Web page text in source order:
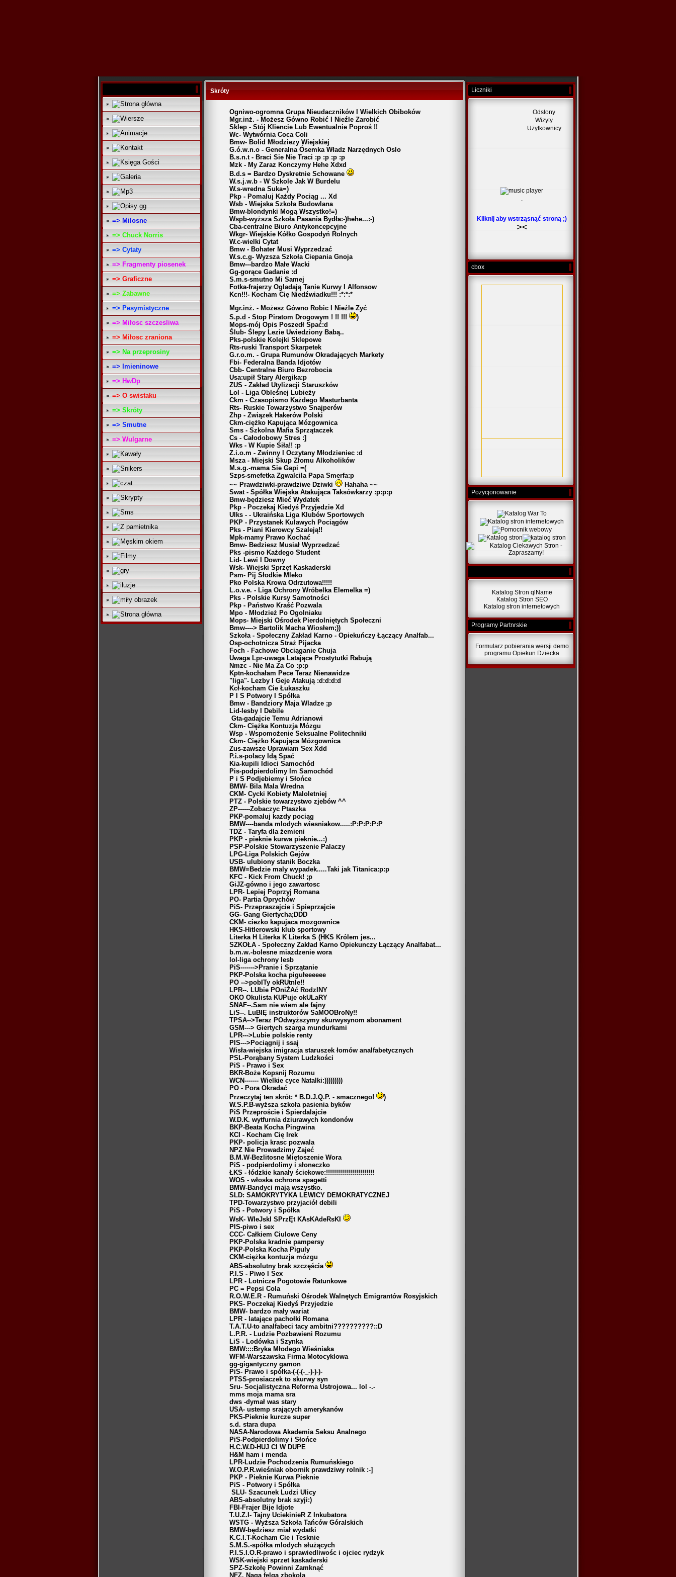
=> Milosne
=> Chuck Norris
=> Cytaty
=> Fragmenty piosenek
=> Graficzne
=> Zabawne
=> Pesymistyczne
=> Miłosc szczesliwa
=> Miłosc zraniona
=> Na przeprosiny
=> Imieninowe
=> HwDp
=> O swistaku
=> Skróty
=> Smutne
=> Wulgarne
Skróty
Ogniwo-ogromna Grupa Nieudaczników I Wielkich Obiboków
Mgr.inż. - Możesz Gówno Robić I Nieźle Zarobić
Sklep - Stój Kliencie Lub Ewentualnie Poproś !!
Wc- Wytwórnia Coca Coli
Bmw- Bolid Młodziezy Wiejskiej
G.ó.w.n.o - Generalna Ósemka Władz Narzędnych Oslo
B.s.n.t - Braci Sie Nie Traci :p :p :p :p
Mzk - My Zaraz Konczymy Hehe Xdxd
B.d.s = Bardzo Dyskretnie Schowane
W.s.j.w.b - W Szkole Jak W Burdelu
W.s-wredna Suka=)
Pkp - Pomaluj Każdy Pociąg ... Xd
Wsb - Wiejska Szkoła Budowlana
Bmw-blondynki Mogą Wszystko!=)
Wspb-wyższa Szkoła Pasania Bydła:-)hehe...:-)
Cba-centralne Biuro Antykoncepcyjne
Wkgr- Wiejskie Kółko Gospodyń Rolnych
W.c-wielki Cytat
Bmw - Bohater Musi Wyprzedzać
W.s.c.g- Wyzsza Szkoła Ciepania Gnoja
Bmw---bardzo Małe Wacki
Gg-gorące Gadanie :d
S.m.s-smutno Mi Samej
Fotka-frajerzy Ogladają Tanie Kurwy I Alfonsow
Kcn!!!- Kocham Cię Niedźwiadku!!! :*:*:*
Mgr.inż. - Możesz Gówno Robic I Nieźle Zyć
S.p.d - Stop Piratom Drogowym ! !! !!!
)
Mops-mój Opis Poszedł Spać:d
Ślub- Ślepy Lezie Uwiedziony Babą..
Pks-polskie Kolejki Sklepowe
Rts-ruski Transport Skarpetek
G.r.o.m. - Grupa Rumunów Okradających Markety
Fbi- Federalna Banda Idjotów
Cbb- Centralne Biuro Bezrobocia
Usa:upił Stary Alergika:p
ZUS - Zakład Utylizacji Staruszków
Lol - Liga Obleśnej Lubieży
Ckm - Czasopismo Każdego Masturbanta
Rts- Ruskie Towarzystwo Snajperów
Zhp - Związek Hakerów Polski
Ckm-ciężko Kapująca Mózgownica
Sms - Szkolna Mafia Sprzątaczek
Cs - Całodobowy Stres :]
Wks - W Kupie Siła!! :p
Z.i.o.m - Zwinny I Oczytany Młodzieniec :d
Msza - Miejski Skup Złomu Alkoholików
M.s.g.-mama Sie Gapi =(
Szps-smefetka Zgwalcila Papa Smerfa:p
~~ Prawdziwki-prawdziwe Dziwki
Hahaha ~~
Swat - Spółka Wiejska Atakująca Taksówkarzy :p:p:p
Bmw-będziesz Mieć Wydatek
Pkp - Poczekaj Kiedyś Przyjedzie Xd
Ulks - - Ukraińska Liga Klubów Sportowych
PKP - Przystanek Kulawych Pociągów
Pks - Piani Kierowcy Szaleją!!
Mpk-mamy Prawo Kochać
Bmw- Bedziesz Musiał Wyprzedzać
Pks -pismo Każdego Student
Lid- Lewi I Downy
Wsk- Wiejski Sprzęt Kaskaderski
Psm- Pij Słodkie Mleko
Pko Polska Krowa Odrzutowa!!!!!
L.o.v.e. - Liga Ochrony Wróbelka Elemelka =)
Pks - Polskie Kursy Samotności
Pkp - Państwo Kraść Pozwala
Mpo - Młodzież Po Ogolniaku
Mops- Miejski Ośrodek Pierdolniętych Społeczni
Bmw----> Bartolik Macha Wiosłem;))
Szkoła - Społeczny Zakład Karno - Opiekuńczy Łączący Analfab...
Osp-ochotnicza Straż Pijacka
Foch - Fachowe Obciąganie Chuja
Uwaga Lpr-uwaga Latające Prostytutki Rabują
Nmzc - Nie Ma Za Co :p:p
Kptn-kochałam Pece Teraz Nienawidze
"liga"- Lezby I Geje Atakują :d:d:d:d
Kcł-kocham Cie Łukaszku
P I S Potwory I Spółka
Bmw - Bandziory Maja Wladze ;p
Lid-lesby I Debile
Gta-gadajcie Temu Adrianowi
Ckm- Ciężka Kontuzja Mózgu
Wsp - Wspomożenie Seksualne Politechniki
Ckm- Ciężko Kapująca Mózgownica
Zus-zawsze Uprawiam Sex Xdd
P.i.s-polacy Idą Spać
Kia-kupili Idioci Samochód
Pis-podpierdolimy Im Samochód
P i S Podjebiemy i Słońce
BMW- Bila Mala Wredna
CKM- Cycki Kobiety Maloletniej
PTZ - Polskie towarzystwo zjebów ^^
ZP------Zobaczyc Ptaszka
PKP-pomaluj kazdy pociąg
BMW----banda mlodych wiesniakow.....:P:P:P:P:P
TDŻ - Taryfa dla żemieni
PKP - pieknie kurwa pieknie...:)
PSP-Polskie Stowarzyszenie Palaczy
LPG-Liga Polskich Gejów
USB- ulubiony stanik Boczka
BMW=Bedzie maly wypadek.....Taki jak Titanica:p:p
KFC - Kick From Chuck! ;p
GiJZ-gówno i jego zawartosc
LPR- Lepiej Poprzyj Romana
PO- Partia Oprychów
PiS- Przepraszajcie i Spieprzajcie
GG- Gang Giertycha;DDD
CKM- ciezko kapujaca mozgownice
HKS-Hitlerowski klub sportowy
Literka H Literka K Literka S (HKS Królem jes...
SZKOŁA - Społeczny Zakład Karno Opiekunczy Łączący Analfabat...
b.m.w.-bolesne miazdzenie wora
lol-liga ochrony lesb
PiS------->Pranie i Sprzątanie
PKP-Polska kocha pigułeeeeee
PO -->pobITy okRUtnIe!!
LPR--. LUbie POniŻAć RodzINY
OKO Okulista KUPuje okULaRY
SNAF--.Sam nie wiem ale fajny
LiS--. LuBIĘ instruktorów SaMOOBroNy!!
TPSA-->Teraz POdwyższymy skurwysynom abonament
GSM---> Giertych szarga mundurkami
LPR--->Lubie polskie renty
PIS--->Pociągnij i ssaj
Wisła-wiejska imigracja staruszek łomów analfabetycznych
PSL-Porąbany System Ludzkości
PiS - Prawo i Sex
BKR-Boże Kopsnij Rozumu
WCN------- Wielkie cyce Natalki:)))))))))
PO - Pora Okradać
Przeczytaj ten skrót: * B.D.J.Q.P. - smacznego!
)
W.S.P.B-wyższa szkoła pasienia byków
PiS Przeproście i Spierdalajcie
W.D.K. wytfurnia dziurawych kondonów
BKP-Beata Kocha Pingwina
KCI - Kocham Cię Irek
PKP- policja krasc pozwala
NPZ Nie Prowadzimy Zajeć
B.M.W-Bezlitosne Miętoszenie Wora
PiS - podpierdolimy i słoneczko
ŁKS - łódzkie kanały ściekowe:!!!!!!!!!!!!!!!!!!!!!!!!
WOS - włoska ochrona spagetti
BMW-Bandyci mają wszystko.
SLD: SAMOKRYTYKA LEWICY DEMOKRATYCZNEJ
TPD-Towarzystwo przyjaciół debili
PiS - Potwory i Spółka
WsK- WIeJskI SPrzĘt KAsKAdeRsKI
PIS-piwo i sex
CCC- Całkiem Ciulowe Ceny
PKP-Polska kradnie pampersy
PKP-Polska Kocha Piguly
CKM-ciężka kontuzja mózgu
ABS-absolutny brak szczęścia
P.I.S - Piwo I Sex
LPR - Lotnicze Pogotowie Ratunkowe
PC = Pepsi Cola
R.O.W.E.R - Rumuński Ośrodek Walnętych Emigrantów Rosyjskich
PKS- Poczekaj Kiedyś Przyjedzie
BMW- bardzo mały wariat
LPR - latające pachołki Romana
T.A.T.U-to analfabeci tacy ambitni??????????::D
L.P.R. - Ludzie Pozbawieni Rozumu
LiS - Lodówka i Szynka
BMW::::Bryka Młodego Wieśniaka
WFM-Warszawska Firma Motocyklowa
gg-gigantyczny gamon
PiS- Prawo i spółka-(-(-(-_-)-)-)-
PTSS-prosiaczek to skurwy syn
Sru- Socjalistyczna Reforma Ustrojowa... lol -.-
mms moja mama sra
dws -dymał was stary
USA- ustemp srających amerykanów
PKS-Pieknie kurcze super
s.d. stara dupa
NASA-Narodowa Akademia Seksu Analnego
PiS-Podpierdolimy i Słońce
H.C.W.D-HUJ CI W DUPE
H&M ham i menda
LPR-Ludzie Pochodzenia Rumuńskiego
W.O.P.R.wieśniak obornik prawdziwy rolnik :-]
PKP - Pieknie Kurwa Pieknie
PiS - Potwory i Spółka
SLU- Szacunek Ludzi Ulicy
ABS-absolutny brak szyji:)
FBI-Frajer Bije Idjote
T.U.Z.I- Tajny UciekinieR Z Inkubatora
WSTG - Wyższa Szkoła Tańców Góralskich
BMW-będziesz miał wydatki
K.C.I.T-Kocham Cie i Tesknie
S.M.S.-spółka mlodych służących
P.I.S.I.O.R-prawo i sprawiedliwośc i ojciec rydzyk
WSK-wiejski sprzet kaskaderski
SPZ-Szkołę Powinni Zamknąć
NFZ. Naga felga zbokola
Liczniki
Odsłony
Wizyty
Użytkownicy
.
Kliknij aby wstrząsnąć stroną ;)
><
cbox
Pozycjonowanie
Katalog Stron qlName
Katalog Stron SEO
Katalog stron internetowych
Programy Partnrskie
Formularz pobierania wersji demo
programu Opiekun Dziecka